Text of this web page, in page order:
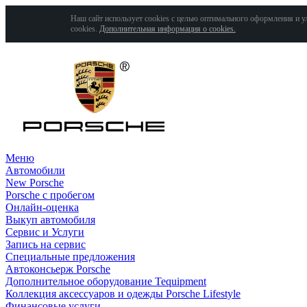
Наш сайт использует cookies с целью оптимального оформления и
cookies. Дополнительная информация о cookies.
Меню
Автомобили
New Porsche
Porsche с пробегом
Онлайн-оценка
Выкуп автомобиля
Сервис и Услуги
Запись на сервис
Специальные предложения
Автоконсьерж Porsche
Дополнительное оборудование Tequipment
Коллекция аксессуаров и одежды Porsche Lifestyle